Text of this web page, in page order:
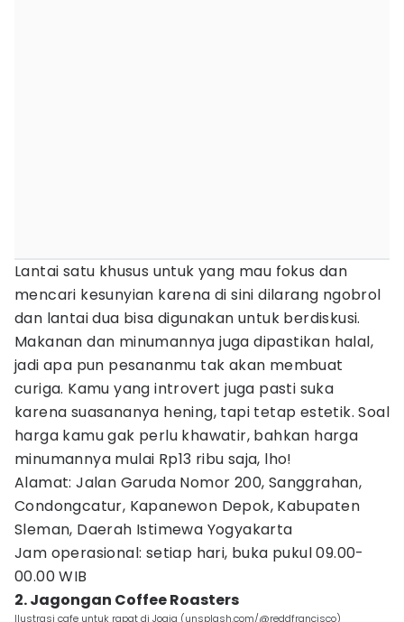
Lantai satu khusus untuk yang mau fokus dan
mencari kesunyian karena di sini dilarang ngobrol
dan lantai dua bisa digunakan untuk berdiskusi.
Makanan dan minumannya juga dipastikan halal,
jadi apa pun pesananmu tak akan membuat
curiga. Kamu yang introvert juga pasti suka
karena suasananya hening, tapi tetap estetik. Soal
harga kamu gak perlu khawatir, bahkan harga
minumannya mulai Rp13 ribu saja, lho!
Alamat: Jalan Garuda Nomor 200, Sanggrahan,
Condongcatur, Kapanewon Depok, Kabupaten
Sleman, Daerah Istimewa Yogyakarta
Jam operasional: setiap hari, buka pukul 09.00-
00.00 WIB
2. Jagongan Coffee Roasters
Ilustrasi cafe untuk rapat di Jogja (unsplash.com/@reddfrancisco)